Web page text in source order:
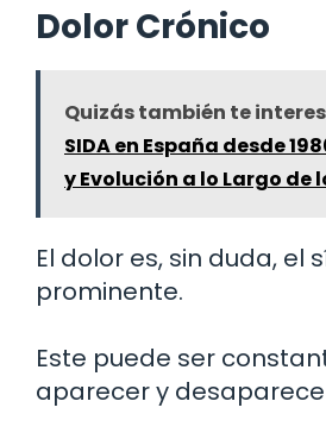
Dolor Crónico
Quizás también te
SIDA en España desde
y Evolución a lo Largo de
El dolor es, sin duda, el
prominente.
Este puede ser
aparecer y